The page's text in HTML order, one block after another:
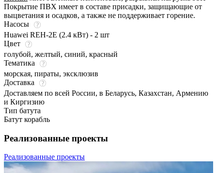
Покрытие ПВХ имеет в составе присадки, защищающие от
выцветания и осадков, а также не поддерживает горение.
Насосы
Huawei REH-2E (2.4 кВт) - 2 шт
Цвет
голубой, желтый, синий, красный
Тематика
морская, пираты, эксклюзив
Доставка
Доставляем по всей России, в Беларусь, Казахстан, Армению
и Киргизию
Тип батута
Батут корабль
Реализованные проекты
Реализованные проекты